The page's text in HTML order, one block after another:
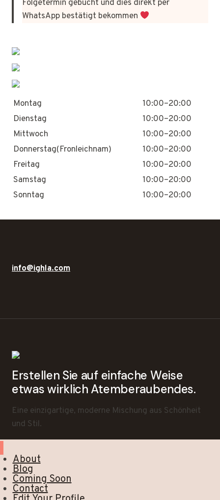
Folgetermin gebucht und dies direkt per
WhatsApp bestätigt bekommen
Montag
10:00–20:00
Dienstag
10:00–20:00
Mittwoch
10:00–20:00
Donnerstag(Fronleichnam)
10:00–20:00
Freitag
10:00–20:00
Samstag
10:00–20:00
Sonntag
10:00–20:00
info@ighla.com
Erstellen Sie auf einfache Weise
etwas wirklich Atemberaubendes.
Eine einzigartige, moderne Mischung aus Schönheit
und Stil.
About
Blog
Coming Soon
Contact